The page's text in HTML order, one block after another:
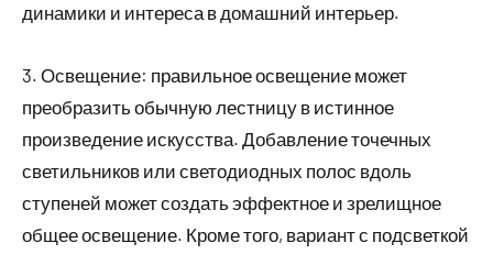
динамики и интереса в домашний интерьер.
3. Освещение: правильное освещение может
преобразить обычную лестницу в истинное
произведение искусства. Добавление точечных
светильников или светодиодных полос вдоль
ступеней может создать эффектное и зрелищное
общее освещение. Кроме того, вариант с подсветкой